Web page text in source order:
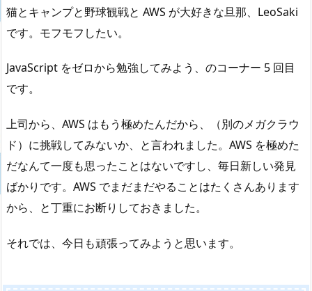
猫とキャンプと野球観戦と AWS が大好きな旦那、LeoSaki
です。モフモフしたい。
JavaScript をゼロから勉強してみよう、のコーナー 5 回目
です。
上司から、AWS はもう極めたんだから、（別のメガクラウ
ド）に挑戦してみないか、と言われました。AWS を極めた
だなんて一度も思ったことはないですし、毎日新しい発見
ばかりです。AWS でまだまだやることはたくさんあります
から、と丁重にお断りしておきました。
それでは、今日も頑張ってみようと思います。